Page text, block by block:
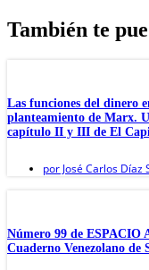
También te
Las funciones del dinero
planteamiento de Marx.
capítulo II y III de El
por José Carlos Díaz
Número 99 de ESPACIO
Cuaderno Venezolano de